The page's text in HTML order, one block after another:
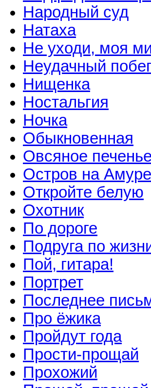
Народный суд
Натаха
Не уходи, моя
Неудачный
Нищенка
Ностальгия
Ночка
Обыкновенная
Овсяное
Остров на Амуре
Откройте белую
Охотник
По дороге
Подруга по
Пой, гитара!
Портрет
Последнее
Про ёжика
Пройдут года
Прости-прощай
Прохожий